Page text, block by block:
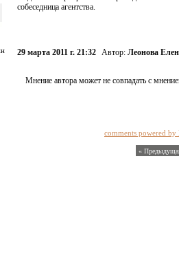
собеседница агентства.
29 марта 2011 г. 21:32 Автор: Леонова
Мнение автора может не совпадать с
comments powered by
«